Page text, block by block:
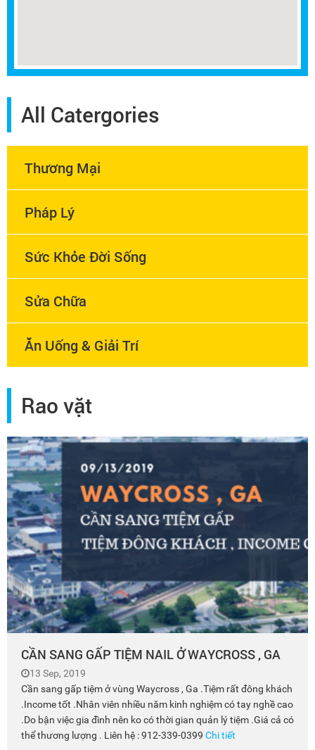
All Catergories
Thương Mại
Pháp Lý
Sức Khỏe Đời Sống
Sửa Chữa
Ăn Uống & Giải Trí
Rao vặt
CẦN SANG GẤP TIỆM NAIL Ở WAYCROSS , GA
13 Sep, 2019
Cần sang gấp tiệm ở vùng Waycross , Ga .Tiệm rất đông khách
.Income tốt .Nhân viên nhiều năm kinh nghiệm có tay nghề cao
.Do bận việc gia đình nên ko có thời gian quản lý tiệm .Giá cả có
thể thương lượng . Liên hệ : 912-339-0399 Chi tiết